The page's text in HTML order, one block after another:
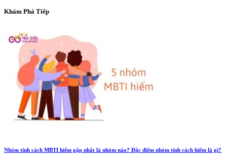
Khám Phá Tiếp
Nhóm tính cách MBTI hiếm gặp nhất là nhóm nào? Đặc điểm nhóm tính cách hiếm là gì?